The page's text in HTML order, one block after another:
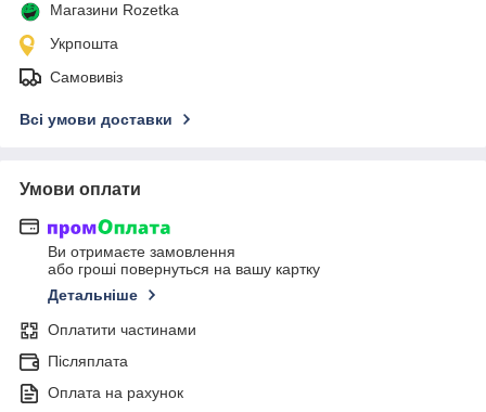
Магазини Rozetka
Укрпошта
Самовивіз
Всі умови доставки
Умови оплати
Ви отримаєте замовлення
або гроші повернуться на вашу картку
Детальніше
Оплатити частинами
Післяплата
Оплата на рахунок